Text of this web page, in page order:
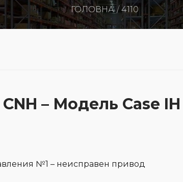
ГОЛОВНА 4110
– Модель Case
№1 – неисправен привод